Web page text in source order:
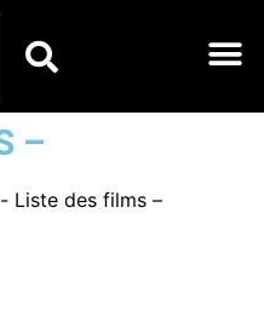
–
Liste des films –